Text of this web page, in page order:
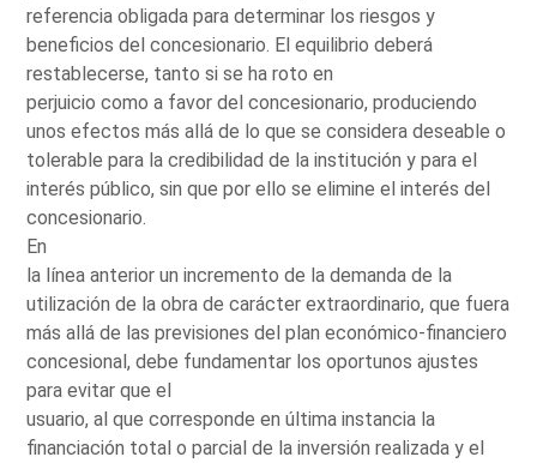
referencia obligada para determinar los riesgos y
beneficios del concesionario. El equilibrio deberá
restablecerse, tanto si se ha roto en
perjuicio como a favor del concesionario, produciendo
unos efectos más allá de lo que se considera deseable o
tolerable para la credibilidad de la institución y para el
interés público, sin que por ello se elimine el interés del
concesionario.
En
la línea anterior un incremento de la demanda de la
utilización de la obra de carácter extraordinario, que fuera
más allá de las previsiones del plan económico-financiero
concesional, debe fundamentar los oportunos ajustes
para evitar que el
usuario, al que corresponde en última instancia la
financiación total o parcial de la inversión realizada y el